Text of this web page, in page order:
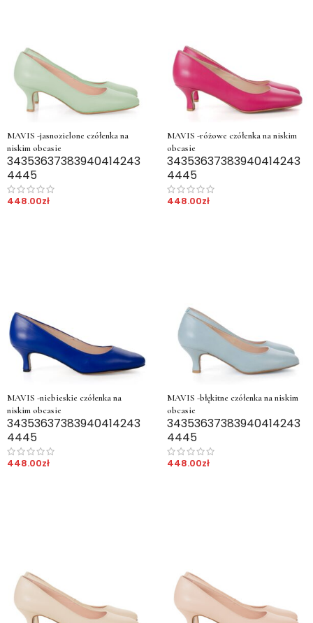
MAVIS -jasnozielone czółenka na
niskim obcasie
34353637383940414243
4445
448.00zł
MAVIS -różowe czółenka na niskim
obcasie
34353637383940414243
4445
448.00zł
MAVIS -niebieskie czółenka na
niskim obcasie
34353637383940414243
4445
448.00zł
MAVIS -błękitne czółenka na niskim
obcasie
34353637383940414243
4445
448.00zł